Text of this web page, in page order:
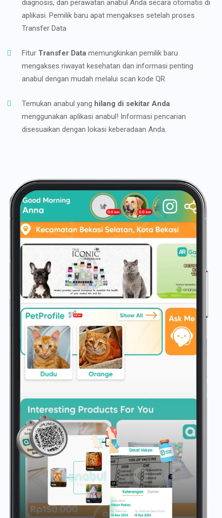
diagnosis, dan perawatan anabul Anda secara otomatis di
aplikasi. Pemilik baru apat mengakses setelah proses
Transfer Data
Fitur Transfer Data memungkinkan pemilik baru
mengakses riwayat kesehatan dan informasi penting
anabul dengan mudah melalui scan kode QR.
Temukan anabul yang hilang di sekitar Anda
menggunakan aplikasi anabul! Informasi pencarian
disesuaikan dengan lokasi keberadaan Anda.